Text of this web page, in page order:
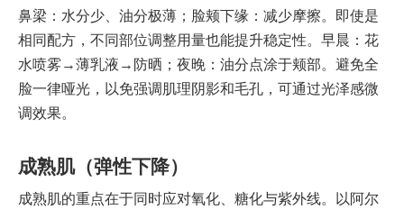
鼻梁：水分少、油分极薄；脸颊下缘：减少摩擦。即使是
相同配方，不同部位调整用量也能提升稳定性。早晨：花
水喷雾→薄乳液→防晒；夜晚：油分点涂于颊部。避免全
脸一律哑光，以免强调肌理阴影和毛孔，可通过光泽感微
调效果。
成熟肌（弹性下降）
成熟肌的重点在于同时应对氧化、糖化与紫外线。以阿尔